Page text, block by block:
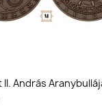
András